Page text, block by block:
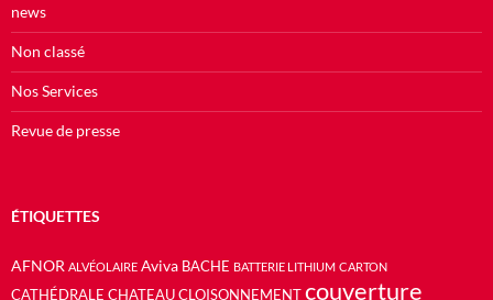
news
Non classé
Nos Services
Revue de presse
ÉTIQUETTES
AFNOR ALVÉOLAIRE Aviva BACHE BATTERIE LITHIUM CARTON
CATHÉDRALE CHATEAU CLOISONNEMENT couverture